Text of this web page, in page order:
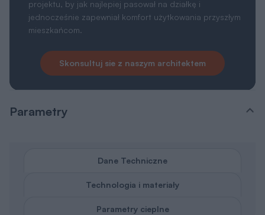
projektu, by jak najlepiej pasował na działkę i
jednocześnie zapewniał komfort użytkowania przyszłym
mieszkańcom.
Skonsultuj sie z naszym architektem
Parametry
Dane Techniczne
Technologia i materiały
Parametry cieplne